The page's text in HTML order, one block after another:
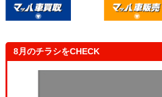
す！これで安心して車に乗れます！
8月のチラシをCHECK